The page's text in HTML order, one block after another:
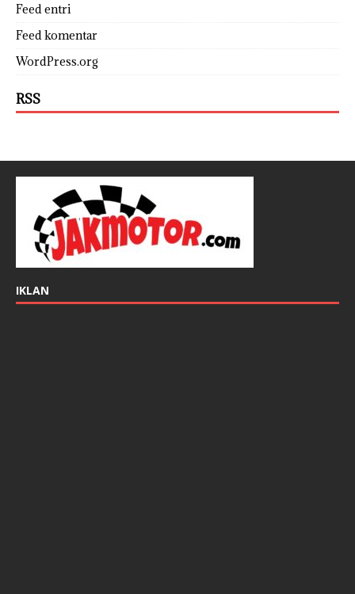
Feed entri
Feed komentar
WordPress.org
RSS
IKLAN